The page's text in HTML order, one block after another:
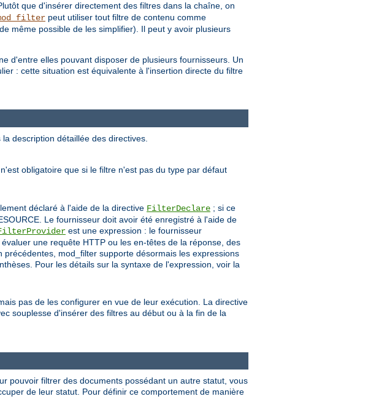
que d'insérer directement des filtres dans la chaîne, on
peut utiliser tout filtre de contenu comme
même possible de les simplifier). Il peut y avoir plusieurs
d'entre elles pouvant disposer de plusieurs fournisseurs. Un
: cette situation est équivalente à l'insertion directe du filtre
la description détaillée des directives.
obligatoire que si le filtre n'est pas du type par défaut
déclaré à l'aide de la directive FilterDeclare ; si ce
Le fournisseur doit avoir été enregistré à l'aide de
est une expression : le fournisseur
une requête HTTP ou les en-têtes de la réponse, des
mod_filter supporte désormais les expressions
Pour les détails sur la syntaxe de l'expression, voir la
pas de les configurer en vue de leur exécution. La directive
souplesse d'insérer des filtres au début ou à la fin de la
pouvoir filtrer des documents possédant un autre statut, vous
de leur statut. Pour définir ce comportement de manière